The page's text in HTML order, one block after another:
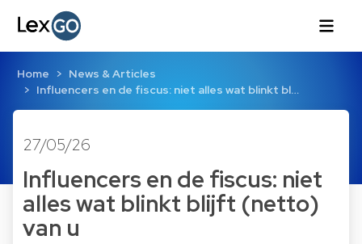
Home
News & Articles
Influencers en de fiscus: niet alles wat blinkt bl…
27/05/26
Influencers en de fiscus: niet
alles wat blinkt blijft (netto)
van u